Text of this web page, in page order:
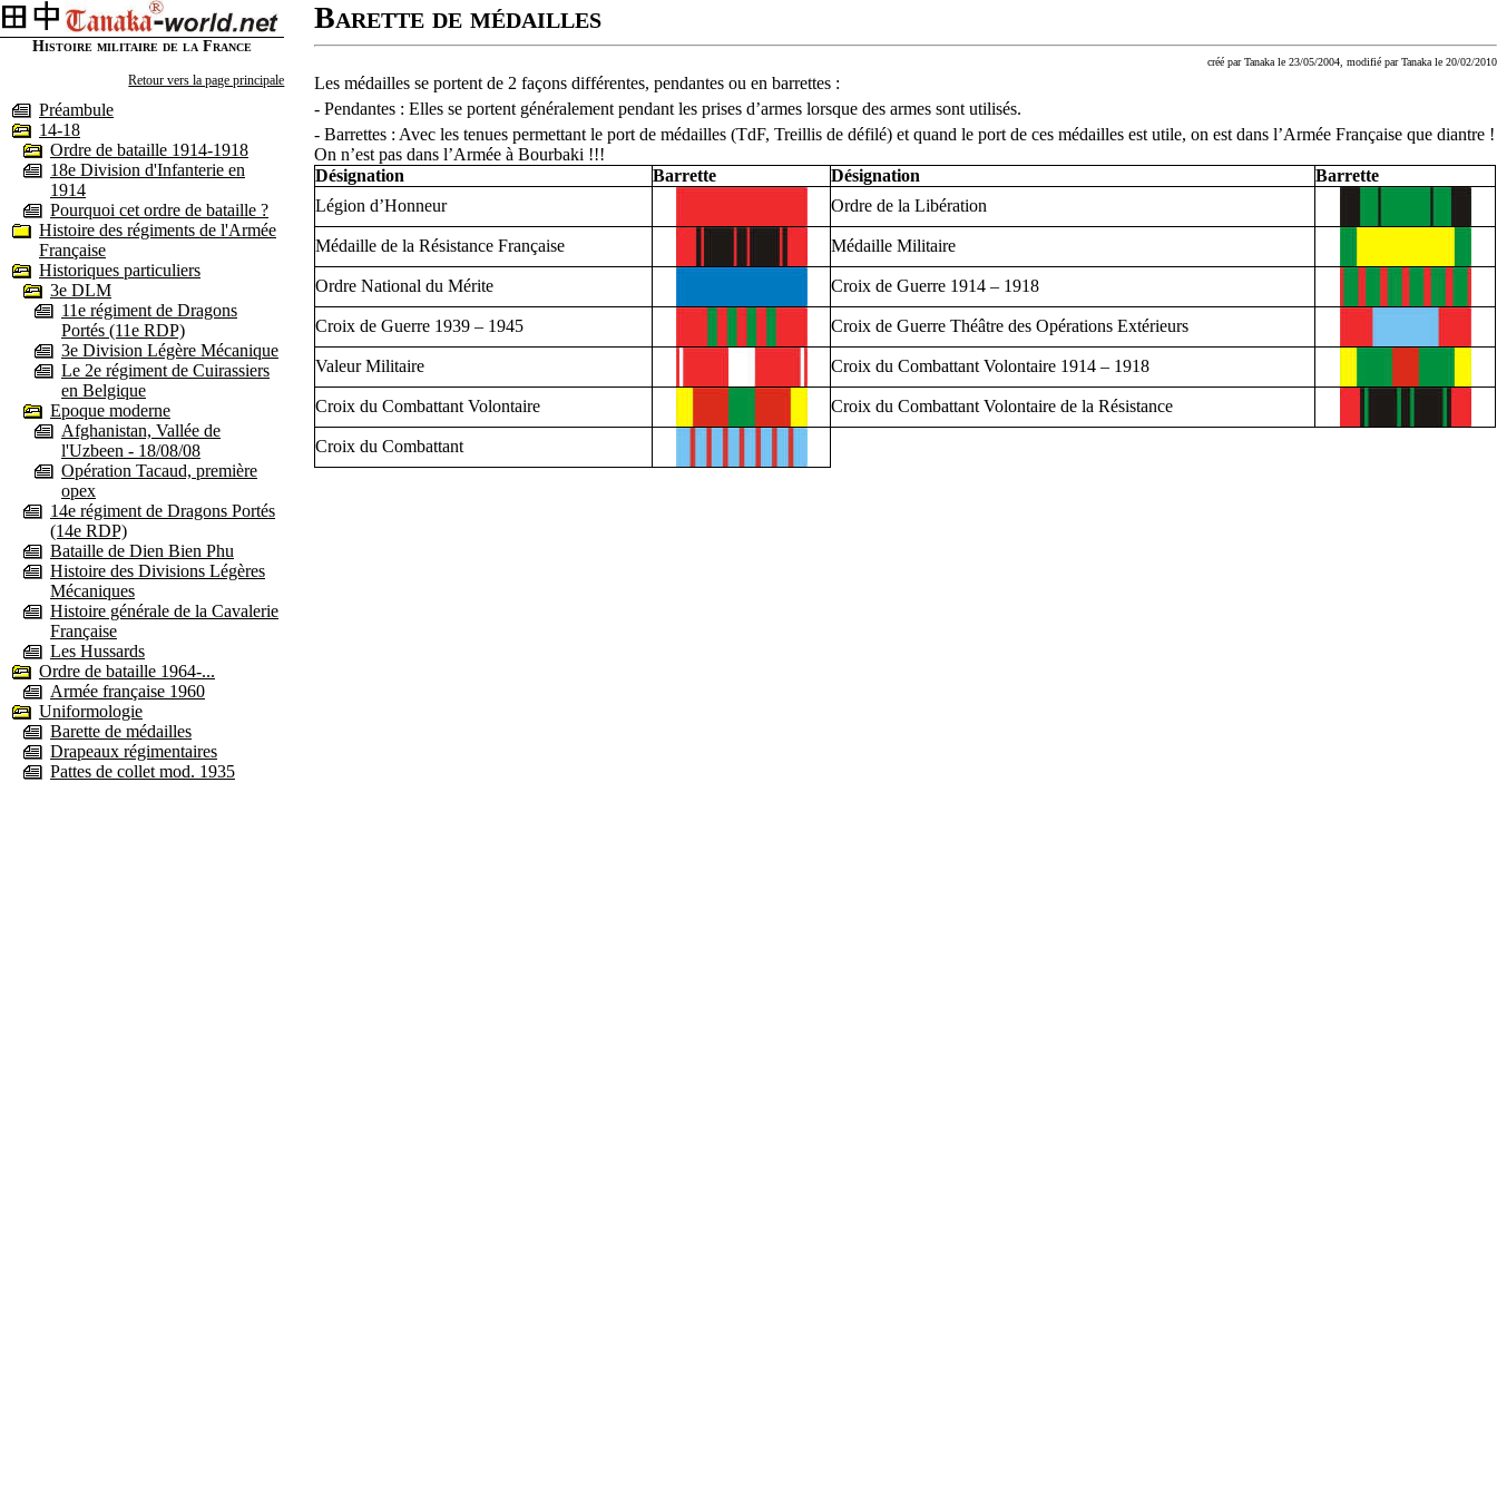
Histoire militaire de la France
Retour vers la page principale
Préambule
14-18
Ordre de bataille 1914-1918
18e Division d'Infanterie en
1914
Pourquoi cet ordre de bataille ?
Histoire des régiments de l'Armée
Française
Historiques particuliers
3e DLM
11e régiment de Dragons
Portés (11e RDP)
3e Division Légère Mécanique
Le 2e régiment de Cuirassiers
en Belgique
Epoque moderne
Afghanistan, Vallée de
l'Uzbeen - 18/08/08
Opération Tacaud, première
opex
14e régiment de Dragons Portés
(14e RDP)
Bataille de Dien Bien Phu
Histoire des Divisions Légères
Mécaniques
Histoire générale de la Cavalerie
Française
Les Hussards
Ordre de bataille 1964-...
Armée française 1960
Uniformologie
Barette de médailles
Drapeaux régimentaires
Pattes de collet mod. 1935
Barette de médailles
créé par Tanaka le 23/05/2004, modifié par Tanaka le 20/02/2010
Les médailles se portent de 2 façons différentes, pendantes ou en barrettes :
- Pendantes : Elles se portent généralement pendant les prises d’armes lorsque des armes sont utilisés.
- Barrettes : Avec les tenues permettant le port de médailles (TdF, Treillis de défilé) et quand le port de ces médailles est utile, on est dans l’Armée Française que diantre !
On n’est pas dans l’Armée à Bourbaki !!!
Désignation
Barrette Désignation
Barrette
Légion d’Honneur
Ordre de la Libération
Médaille de la Résistance Française Médaille Militaire
Ordre National du Mérite Croix de Guerre 1914 – 1918
Croix de Guerre 1939 – 1945 Croix de Guerre Théâtre des Opérations Extérieurs
Valeur Militaire Croix du Combattant Volontaire 1914 – 1918
Croix du Combattant Volontaire Croix du Combattant Volontaire de la Résistance
Croix du Combattant